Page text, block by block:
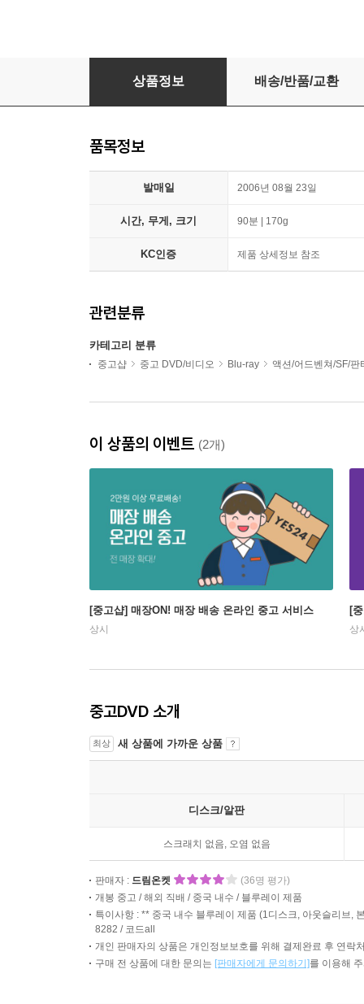
[블루레이 수입] 홍콩영화 동방독응 - Eastern
상품정보 배송/반품/교환
품목정보
발매일 2006년 08월 23일
시간, 무게, 크기 90분 | 170g
KC인증 제품 상세정보 참조
관련분류
카테고리 분류
중고샵 중고 DVD/비디오 Blu-ray 액션/어드벤쳐/SF/판
이 상품의 이벤트 (2개)
[중고샵] 매장ON! 매장 배송 온라인 중고 서비스
상시
[
상
중고DVD 소개
최상 새 상품에 가까운 상품
디스크/알판
스크래치 없음, 오염 없음
판매자 : 드림온켓
(36명 평가)
개봉 중고 / 해외 직배 / 중국 내수 / 블루레이 제품
특이사항 : ** 중국 내수 블루레이 제품 (1디스크, 아웃슬리브,
8282 / 코드all
개인 판매자의 상품은 개인정보보호를 위해 결제완료 후 연락
구매 전 상품에 대한 문의는 [판매자에게 문의하기]를 이용해